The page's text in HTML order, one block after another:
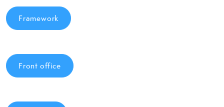
Framework
Front office